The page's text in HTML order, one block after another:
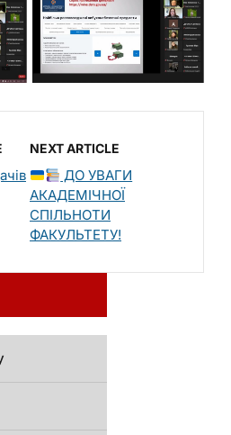
NEXT ARTICLE
ДО УВАГИ
АКАДЕМІЧНОЇ
СПІЛЬНОТИ
ФАКУЛЬТЕТУ!